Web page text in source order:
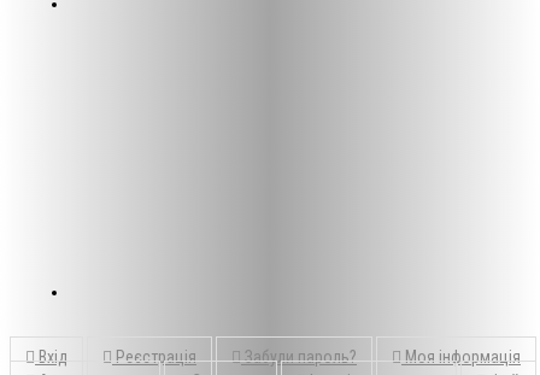
Вхід Реєстрація Забули пароль?
Моя інформація